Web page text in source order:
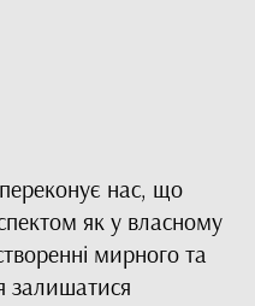
нас, що
як у власному
мирного та
залишатися